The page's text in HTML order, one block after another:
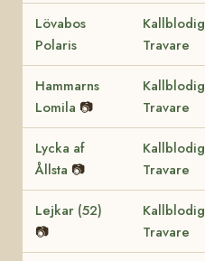
Lövabos
Polaris
Kallblodig
Travare
Hammarns
Lomila 📷
Kallblodig
Travare
Lycka af
Ållsta 📷
Kallblodig
Travare
Lejkar (52)
📷
Kallblodig
Travare